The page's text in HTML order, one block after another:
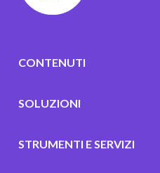
CONTENUTI
SOLUZIONI
STRUMENTI E SERVIZI